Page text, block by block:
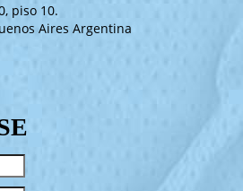
piso 10.
Aires Argentina